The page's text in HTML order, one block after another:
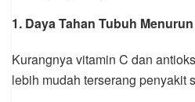
1. Daya Tahan Tubuh Menurun
Kurangnya vitamin C dan
lebih mudah terserang penyakit